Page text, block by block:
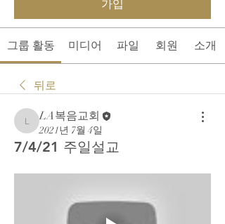
가입
그룹 활동 미디어 파일 회원 소개
뒤로
LA복음교회
LA복음교회
2021년 7월 4일
7/4/21 주일설교